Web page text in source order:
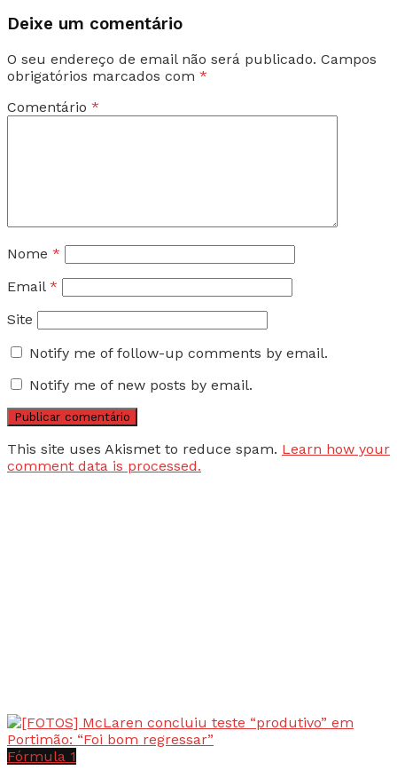
Deixe um comentário
O seu endereço de email não será publicado. Campos
obrigatórios marcados com *
Comentário *
Nome *
Email *
Site
Notify me of follow-up comments by email.
Notify me of new posts by email.
This site uses Akismet to reduce spam. Learn how your
comment data is processed.
Fórmula 1